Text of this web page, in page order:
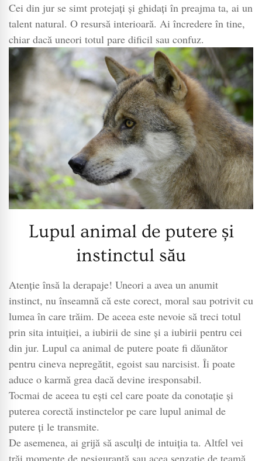
Cei din jur se simt protejați și ghidați în preajma ta, ai un
talent natural. O resursă interioară. Ai încredere în tine,
chiar dacă uneori totul pare dificil sau confuz.
Lupul animal de putere și
instinctul său
Atenție însă la derapaje! Uneori a avea un anumit
instinct, nu înseamnă că este corect, moral sau potrivit cu
lumea în care trăim. De aceea este nevoie să treci totul
prin sita intuiției, a iubirii de sine și a iubirii pentru cei
din jur. Lupul ca animal de putere poate fi dăunător
pentru cineva nepregătit, egoist sau narcisist. Îi poate
aduce o karmă grea dacă devine iresponsabil.
Tocmai de aceea tu ești cel care poate da conotație și
puterea corectă instinctelor pe care lupul animal de
putere ți le transmite.
De asemenea, ai grijă să asculți de intuiția ta. Altfel vei
trăi momente de nesiguranță sau acea senzație de teamă